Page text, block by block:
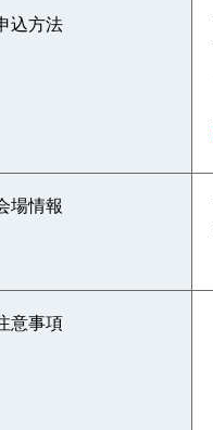
込方法
場情報
意事項